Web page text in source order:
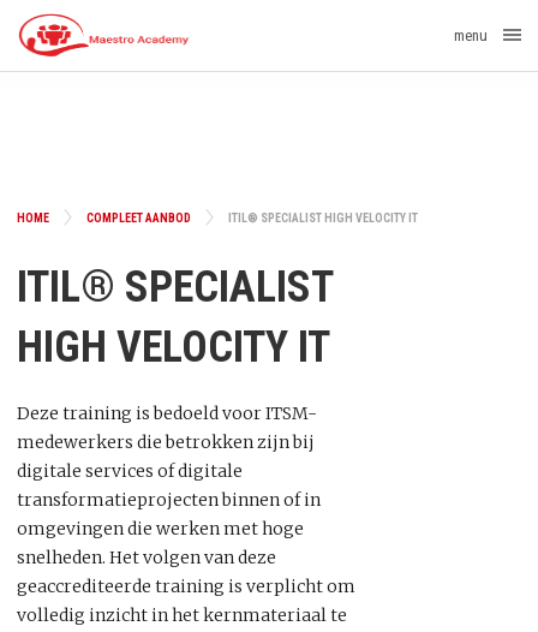
menu
HOME COMPLEET AANBOD ITIL® SPECIALIST HIGH VELOCITY IT
ITIL® SPECIALIST
HIGH VELOCITY IT
Deze training is bedoeld voor ITSM-
medewerkers die betrokken zijn bij
digitale services of digitale
transformatieprojecten binnen of in
omgevingen die werken met hoge
snelheden. Het volgen van deze
geaccrediteerde training is verplicht om
volledig inzicht in het kernmateriaal te